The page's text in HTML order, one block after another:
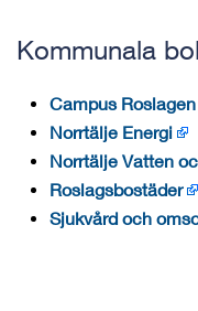
Kommunala
Campus Roslagen
Norrtälje Energi
Norrtälje Vatten
Roslagsbostäder
Sjukvård och